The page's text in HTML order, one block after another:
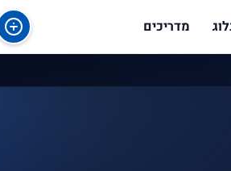
מדריכים